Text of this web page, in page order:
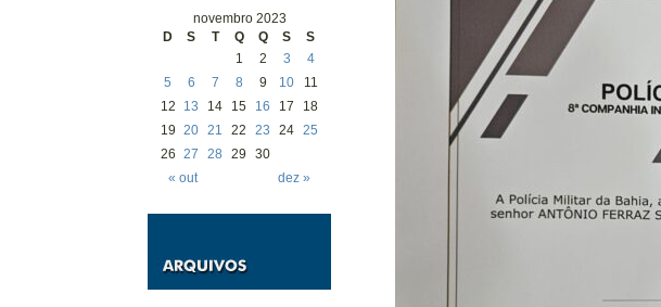
novembro 2023
D
S T Q Q S S
« out dez »
1 2 3
4
5
6 7 8 9 10
11
12
13 14 15 16 17
18
19 20 21 22 23 24 25
26 27 28 29 30